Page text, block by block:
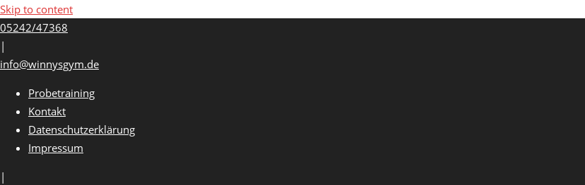
Skip to content
05242/47368
|
info@winnysgym.de
Probetraining
Kontakt
Datenschutzerklärung
Impressum
|